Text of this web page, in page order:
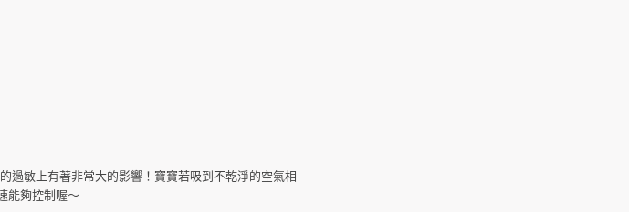
過敏上有著非常大的影響！寶寶若吸到不乾淨的空氣相
能夠控制喔～